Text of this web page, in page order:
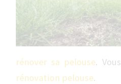
rénover sa pelouse.
rénovation pelouse.